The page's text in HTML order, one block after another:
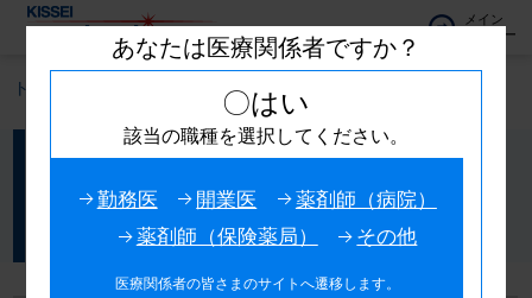
メイン
メニュー
トップ グルベス配合錠
速効型インスリン分泌促進薬／食後過血糖改善薬配合剤
グルベス配合錠
ミチグリニドカルシウム水和物／ボグリボース
あなたは医療関係者ですか？
〇はい
該当の職種を選択してください。
勤務医 開業医
薬剤師（病院）
薬剤師（保険薬局）
その他
医療関係者の皆さまのサイトへ遷移します。